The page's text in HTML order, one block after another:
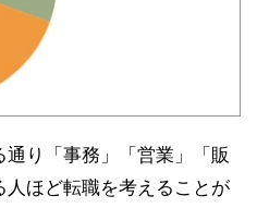
り「事務」「営業」「販
ほど転職を考えることが